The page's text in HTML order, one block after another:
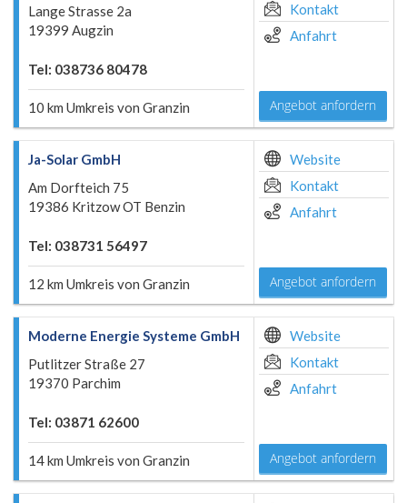
Lange Strasse 2a
19399 Augzin
Tel: 038736 80478
10 km Umkreis von Granzin
Kontakt
Anfahrt
Angebot anfordern
Ja-Solar GmbH
Am Dorfteich 75
19386 Kritzow OT Benzin
Tel: 038731 56497
12 km Umkreis von Granzin
Website
Kontakt
Anfahrt
Angebot anfordern
Moderne Energie Systeme GmbH
Putlitzer Straße 27
19370 Parchim
Tel: 03871 62600
14 km Umkreis von Granzin
Website
Kontakt
Anfahrt
Angebot anfordern